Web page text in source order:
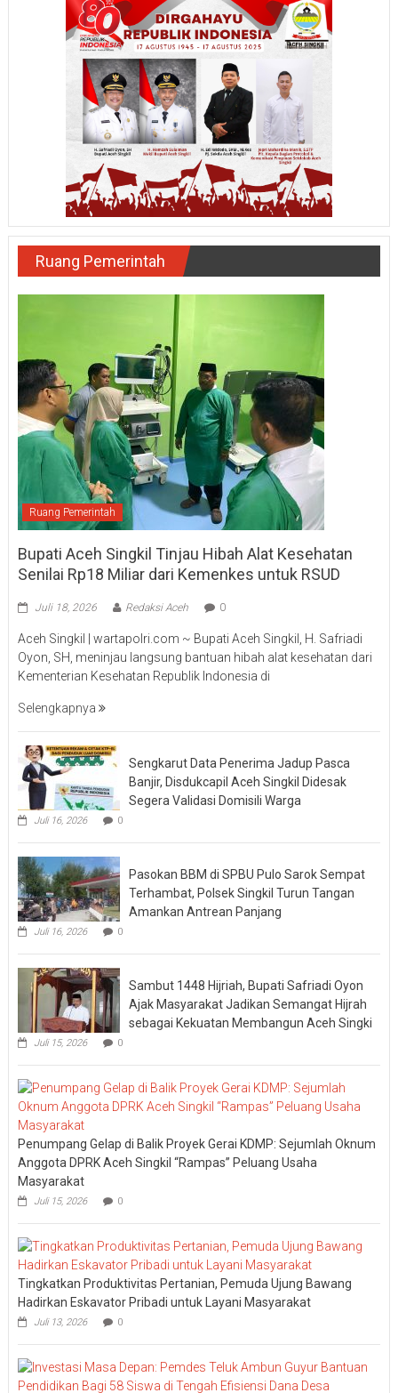
Ruang Pemerintah
Ruang Pemerintah
Bupati Aceh Singkil Tinjau Hibah Alat Kesehatan
Senilai Rp18 Miliar dari Kemenkes untuk RSUD
Juli 18, 2026 Redaksi Aceh 0
Aceh Singkil | wartapolri.com ~ Bupati Aceh Singkil, H. Safriadi
Oyon, SH, meninjau langsung bantuan hibah alat kesehatan dari
Kementerian Kesehatan Republik Indonesia di
Selengkapnya
Sengkarut Data Penerima Jadup Pasca
Banjir, Disdukcapil Aceh Singkil Didesak
Segera Validasi Domisili Warga
Juli 16, 2026 0
Pasokan BBM di SPBU Pulo Sarok Sempat
Terhambat, Polsek Singkil Turun Tangan
Amankan Antrean Panjang
Juli 16, 2026 0
Sambut 1448 Hijriah, Bupati Safriadi Oyon
Ajak Masyarakat Jadikan Semangat Hijrah
sebagai Kekuatan Membangun Aceh Singki
Juli 15, 2026 0
Penumpang Gelap di Balik Proyek Gerai KDMP: Sejumlah Oknum
Anggota DPRK Aceh Singkil “Rampas” Peluang Usaha
Masyarakat
Juli 15, 2026 0
Tingkatkan Produktivitas Pertanian, Pemuda Ujung Bawang
Hadirkan Eskavator Pribadi untuk Layani Masyarakat
Juli 13, 2026 0